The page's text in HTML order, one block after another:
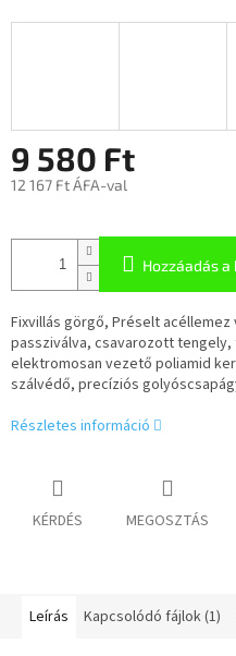
9 580 Ft
12 167 Ft ÁFA-val
Hozzáadás
Fixvillás görgő, Préselt
passziválva, csavarozott
elektromosan vezető poliamid
szálvédő, precíziós
Részletes információ
KÉRDÉS MEGOSZTÁS
Leírás Kapcsolódó fájlok (1)